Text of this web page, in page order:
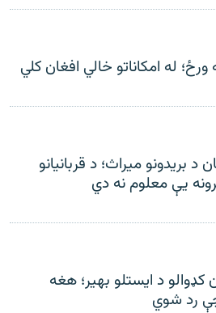
ورځ؛ له امکاناتو خالي افغان کلي
د بریدونو میراث؛ د قربانیانو
يې معلوم نه دي
کډوالو د ایستلو بهیر؛ هغه
رد شوي